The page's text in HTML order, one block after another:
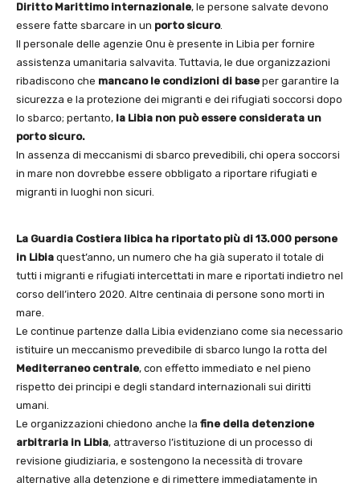
Diritto Marittimo internazionale, le persone salvate devono
essere fatte sbarcare in un porto sicuro.
Il personale delle agenzie Onu è presente in Libia per fornire
assistenza umanitaria salvavita. Tuttavia, le due organizzazioni
ribadiscono che mancano le condizioni di base per garantire la
sicurezza e la protezione dei migranti e dei rifugiati soccorsi dopo
lo sbarco; pertanto, la Libia non può essere considerata un
porto sicuro.
In assenza di meccanismi di sbarco prevedibili, chi opera soccorsi
in mare non dovrebbe essere obbligato a riportare rifugiati e
migranti in luoghi non sicuri.
La Guardia Costiera libica ha riportato più di 13.000 persone
in Libia quest’anno, un numero che ha già superato il totale di
tutti i migranti e rifugiati intercettati in mare e riportati indietro nel
corso dell’intero 2020. Altre centinaia di persone sono morti in
mare.
Le continue partenze dalla Libia evidenziano come sia necessario
istituire un meccanismo prevedibile di sbarco lungo la rotta del
Mediterraneo centrale, con effetto immediato e nel pieno
rispetto dei principi e degli standard internazionali sui diritti
umani.
Le organizzazioni chiedono anche la fine della detenzione
arbitraria in Libia, attraverso l’istituzione di un processo di
revisione giudiziaria, e sostengono la necessità di trovare
alternative alla detenzione e di rimettere immediatamente in